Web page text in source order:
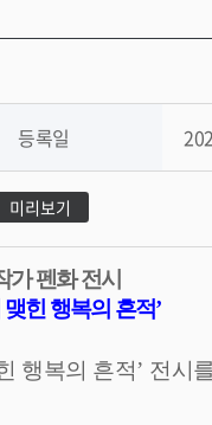
등록일
미리보기
가 펜화 전시
힌 행복의 흔적’
행복의 흔적’ 전시